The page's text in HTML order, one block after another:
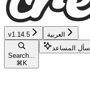
v1.14.5 العربية
Search...
⌘ K
اسأل المساعد